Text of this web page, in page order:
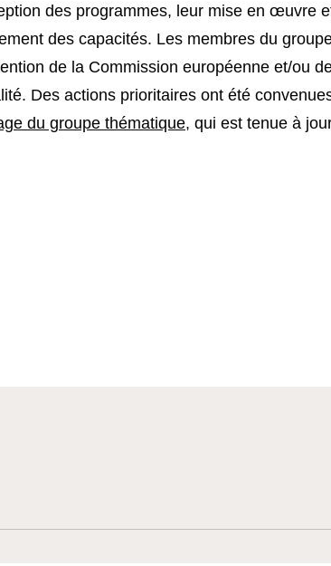
des programmes, leur mise en œuvre
des capacités. Les membres du
de la Commission européenne et/ou
Des actions prioritaires ont été
du groupe thématique, qui est tenue à